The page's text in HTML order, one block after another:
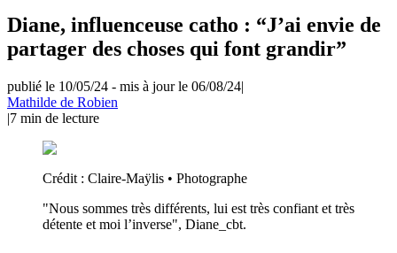
Diane, influenceuse catho : “J’ai envie de
partager des choses qui font grandir”
publié le 10/05/24 - mis à jour le 06/08/24|
Mathilde de Robien
|7 min de lecture
Crédit : Claire-Maÿlis • Photographe
"Nous sommes très différents, lui est très confiant et très
détente et moi l’inverse", Diane_cbt.